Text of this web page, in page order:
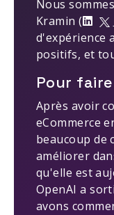
Nous
Kramin (
d'expérience
positifs, et
Pour
Après avoir
eCommerce
beaucoup de
améliorer
qu'elle est
OpenAI a
avons